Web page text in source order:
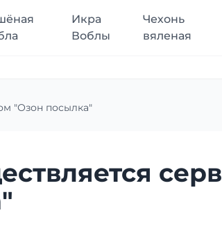
Икра
Воблы
Чехонь
вяленая
"Озон посылка"